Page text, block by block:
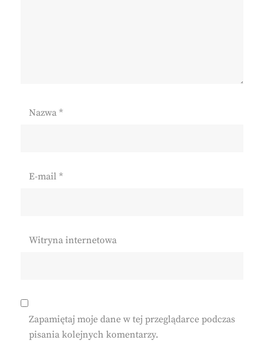
Nazwa *
E-mail *
Witryna internetowa
Zapamiętaj moje dane w tej przeglądarce podczas
pisania kolejnych komentarzy.